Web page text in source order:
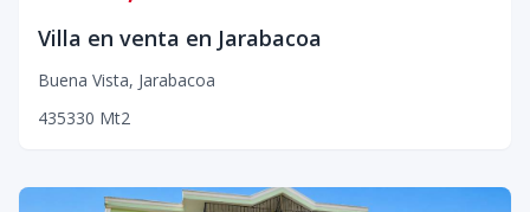
Villa en venta en Jarabacoa
Buena Vista, Jarabacoa
435330 Mt2